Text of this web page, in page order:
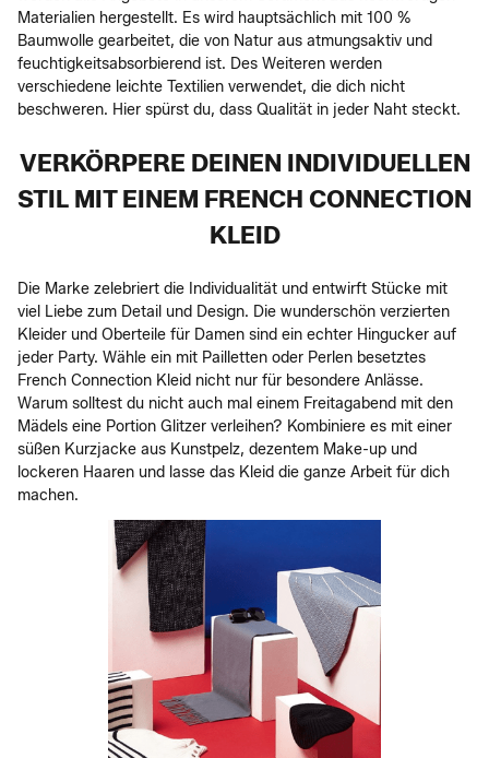
Materialien hergestellt. Es wird hauptsächlich mit 100 %
Baumwolle gearbeitet, die von Natur aus atmungsaktiv und
feuchtigkeitsabsorbierend ist. Des Weiteren werden
verschiedene leichte Textilien verwendet, die dich nicht
beschweren. Hier spürst du, dass Qualität in jeder Naht steckt.
VERKÖRPERE DEINEN INDIVIDUELLEN
STIL MIT EINEM FRENCH CONNECTION
KLEID
Die Marke zelebriert die Individualität und entwirft Stücke mit
viel Liebe zum Detail und Design. Die wunderschön verzierten
Kleider und Oberteile für Damen sind ein echter Hingucker auf
jeder Party. Wähle ein mit Pailletten oder Perlen besetztes
French Connection Kleid nicht nur für besondere Anlässe.
Warum solltest du nicht auch mal einem Freitagabend mit den
Mädels eine Portion Glitzer verleihen? Kombiniere es mit einer
süßen Kurzjacke aus Kunstpelz, dezentem Make-up und
lockeren Haaren und lasse das Kleid die ganze Arbeit für dich
machen.